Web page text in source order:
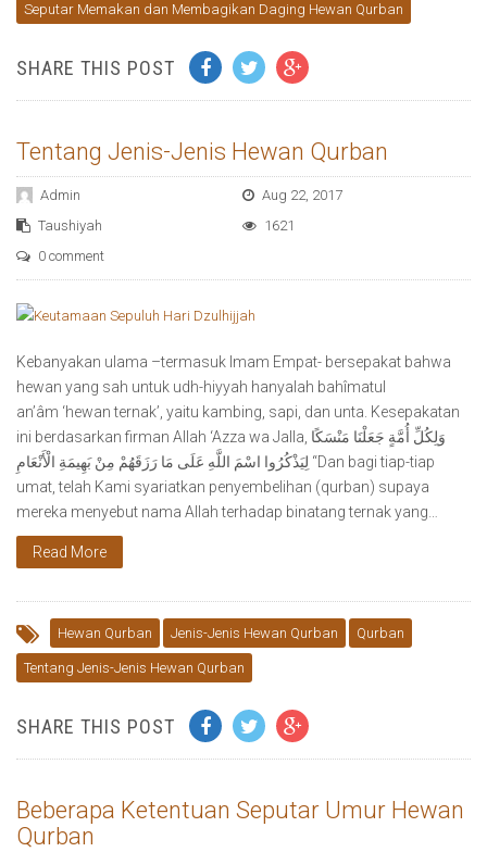
Seputar Memakan dan Membagikan Daging Hewan Qurban
SHARE THIS POST
Tentang Jenis-Jenis Hewan Qurban
Admin
Aug 22, 2017
Taushiyah
1621
0 comment
Kebanyakan ulama –termasuk Imam Empat- bersepakat bahwa
hewan yang sah untuk udh-hiyyah hanyalah bahîmatul
an’âm ‘hewan ternak’, yaitu kambing, sapi, dan unta. Kesepakatan
ini berdasarkan firman Allah ‘Azza wa Jalla, وَلِكُلِّ أُمَّةٍ جَعَلْنَا مَنْسَكًا
لِيَذْكُرُوا اسْمَ اللَّهِ عَلَى مَا رَزَقَهُمْ مِنْ بَهِيمَةِ الْأَنْعَامِ “Dan bagi tiap-tiap
umat, telah Kami syariatkan penyembelihan (qurban) supaya
mereka menyebut nama Allah terhadap binatang ternak yang…
Read More
Hewan Qurban Jenis-Jenis Hewan Qurban Qurban
Tentang Jenis-Jenis Hewan Qurban
SHARE THIS POST
Beberapa Ketentuan Seputar Umur Hewan
Qurban